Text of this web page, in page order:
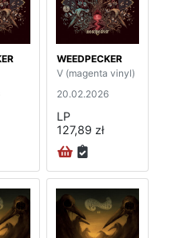
WEEDPECKER
V (magenta vinyl)
20.02.2026
LP
127,89 zł